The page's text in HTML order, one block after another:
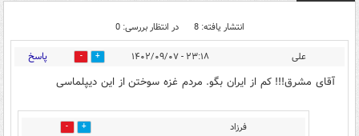
انتشار یافته: 8 در انتظار بررسی: 0
علی ۲۳:۱۸ - ۱۴۰۲/۰۹/۰۷ 2 پاسخ
آقای مشرق!!! کم از ایران بگو. مردم غزه سوختن از این دیپلماسی
فرزاد 4